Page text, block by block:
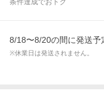
条件達成でおトク
8/18〜8/20の間に発送予
※休業日は発送されません。